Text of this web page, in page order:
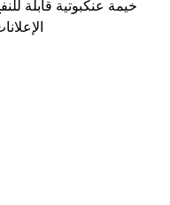
خيمة عنكبوتية قابلة